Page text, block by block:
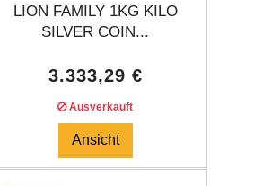
LION FAMILY 1KG KILO
SILVER COIN...
3.333,29 €
Ausverkauft
Ansicht